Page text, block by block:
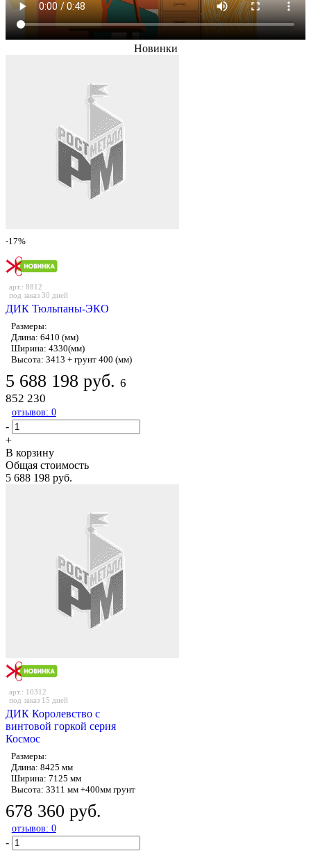
Новинки
-17%
под заказ 30 дней
арт.: 8812
ДИК Тюльпаны-ЭКО
Размеры:
Длина: 6410 (мм)
Ширина: 4330(мм)
Высота: 3413 + грунт 400 (мм)
5 688 198 руб. 6
852 230
отзывов: 0
-
+
В корзину
Общая стоимость
5 688 198 руб.
под заказ 15 дней
арт.: 10312
ДИК Королевство с
винтовой горкой серия
Космос
Размеры:
Длина: 8425 мм
Ширина: 7125 мм
Высота: 3311 мм +400мм грунт
678 360 руб.
отзывов: 0
-